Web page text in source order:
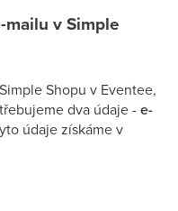
mailu v Simple
Shopu v Eventee,
dva údaje -e-
údaje získáme v